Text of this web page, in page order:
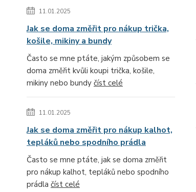
11.01.2025
Jak se doma změřit pro nákup trička,
košile, mikiny a bundy
Často se mne ptáte, jakým způsobem se
doma změřit kvůli koupi trička, košile,
mikiny nebo bundy číst celé
11.01.2025
Jak se doma změřit pro nákup kalhot,
tepláků nebo spodního prádla
Často se mne ptáte, jak se doma změřit
pro nákup kalhot, tepláků nebo spodního
prádla číst celé